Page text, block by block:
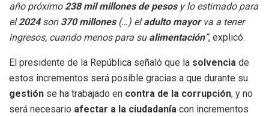
año próximo 238 mil millones de pesosy lo estimado para
el2024 son 370 millones(…) eladulto mayorva a tener
ingresos, cuando menos para su alimentación”, explicó.
El presidente de la República señaló que la solvencia de
estos incrementos será posible gracias a que durante su
gestión se ha trabajado en contra de la corrupción, y no
será necesario afectar a la ciudadanía con incrementos